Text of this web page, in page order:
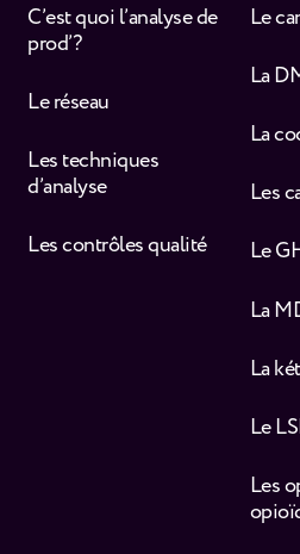
C’est quoi l’analyse de
prod’ ?
Le réseau
Les techniques
d’analyse
Les contrôles qualité
Le
La
La
Les
Le
La
La
Le
Les